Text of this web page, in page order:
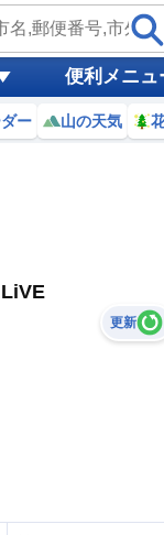
便利メニュ
ー 山の天気
更新